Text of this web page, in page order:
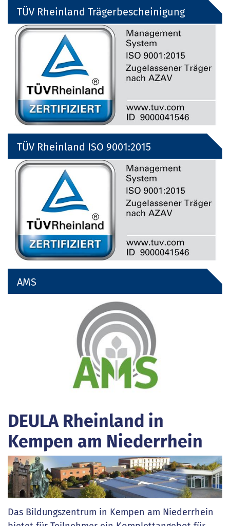
TÜV Rheinland Trägerbescheinigung
TÜV Rheinland ISO 9001:2015
AMS
DEULA Rheinland in
Kempen am Niederrhein
Das Bildungszentrum in Kempen am Niederrhein